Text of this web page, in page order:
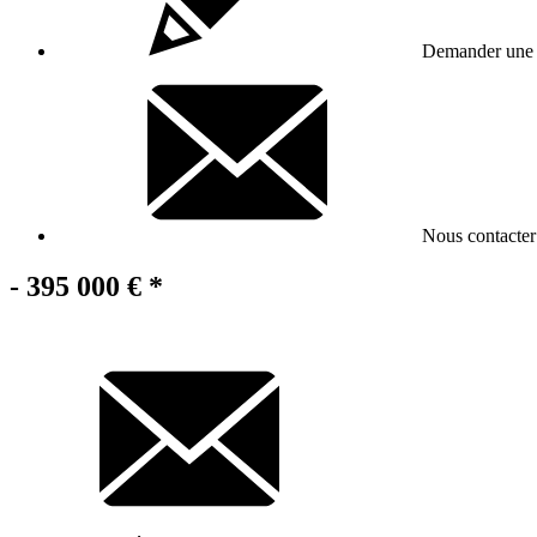
Demander
Nous contacter
- 395 000 € *